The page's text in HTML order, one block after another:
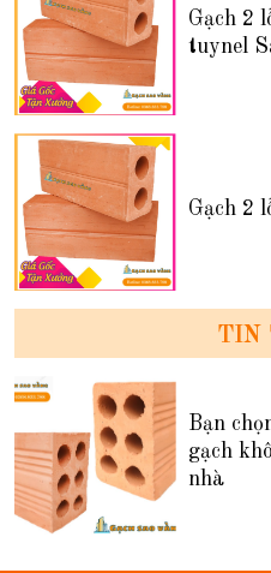
Gạch 2
tuynel
Gạch 2
TIN
Bạn
gạch
nhà